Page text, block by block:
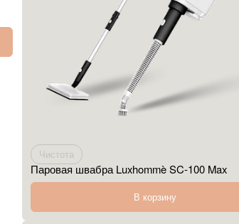
Чистота
Паровая швабра Luxhommè SC-100 Max
В корзину